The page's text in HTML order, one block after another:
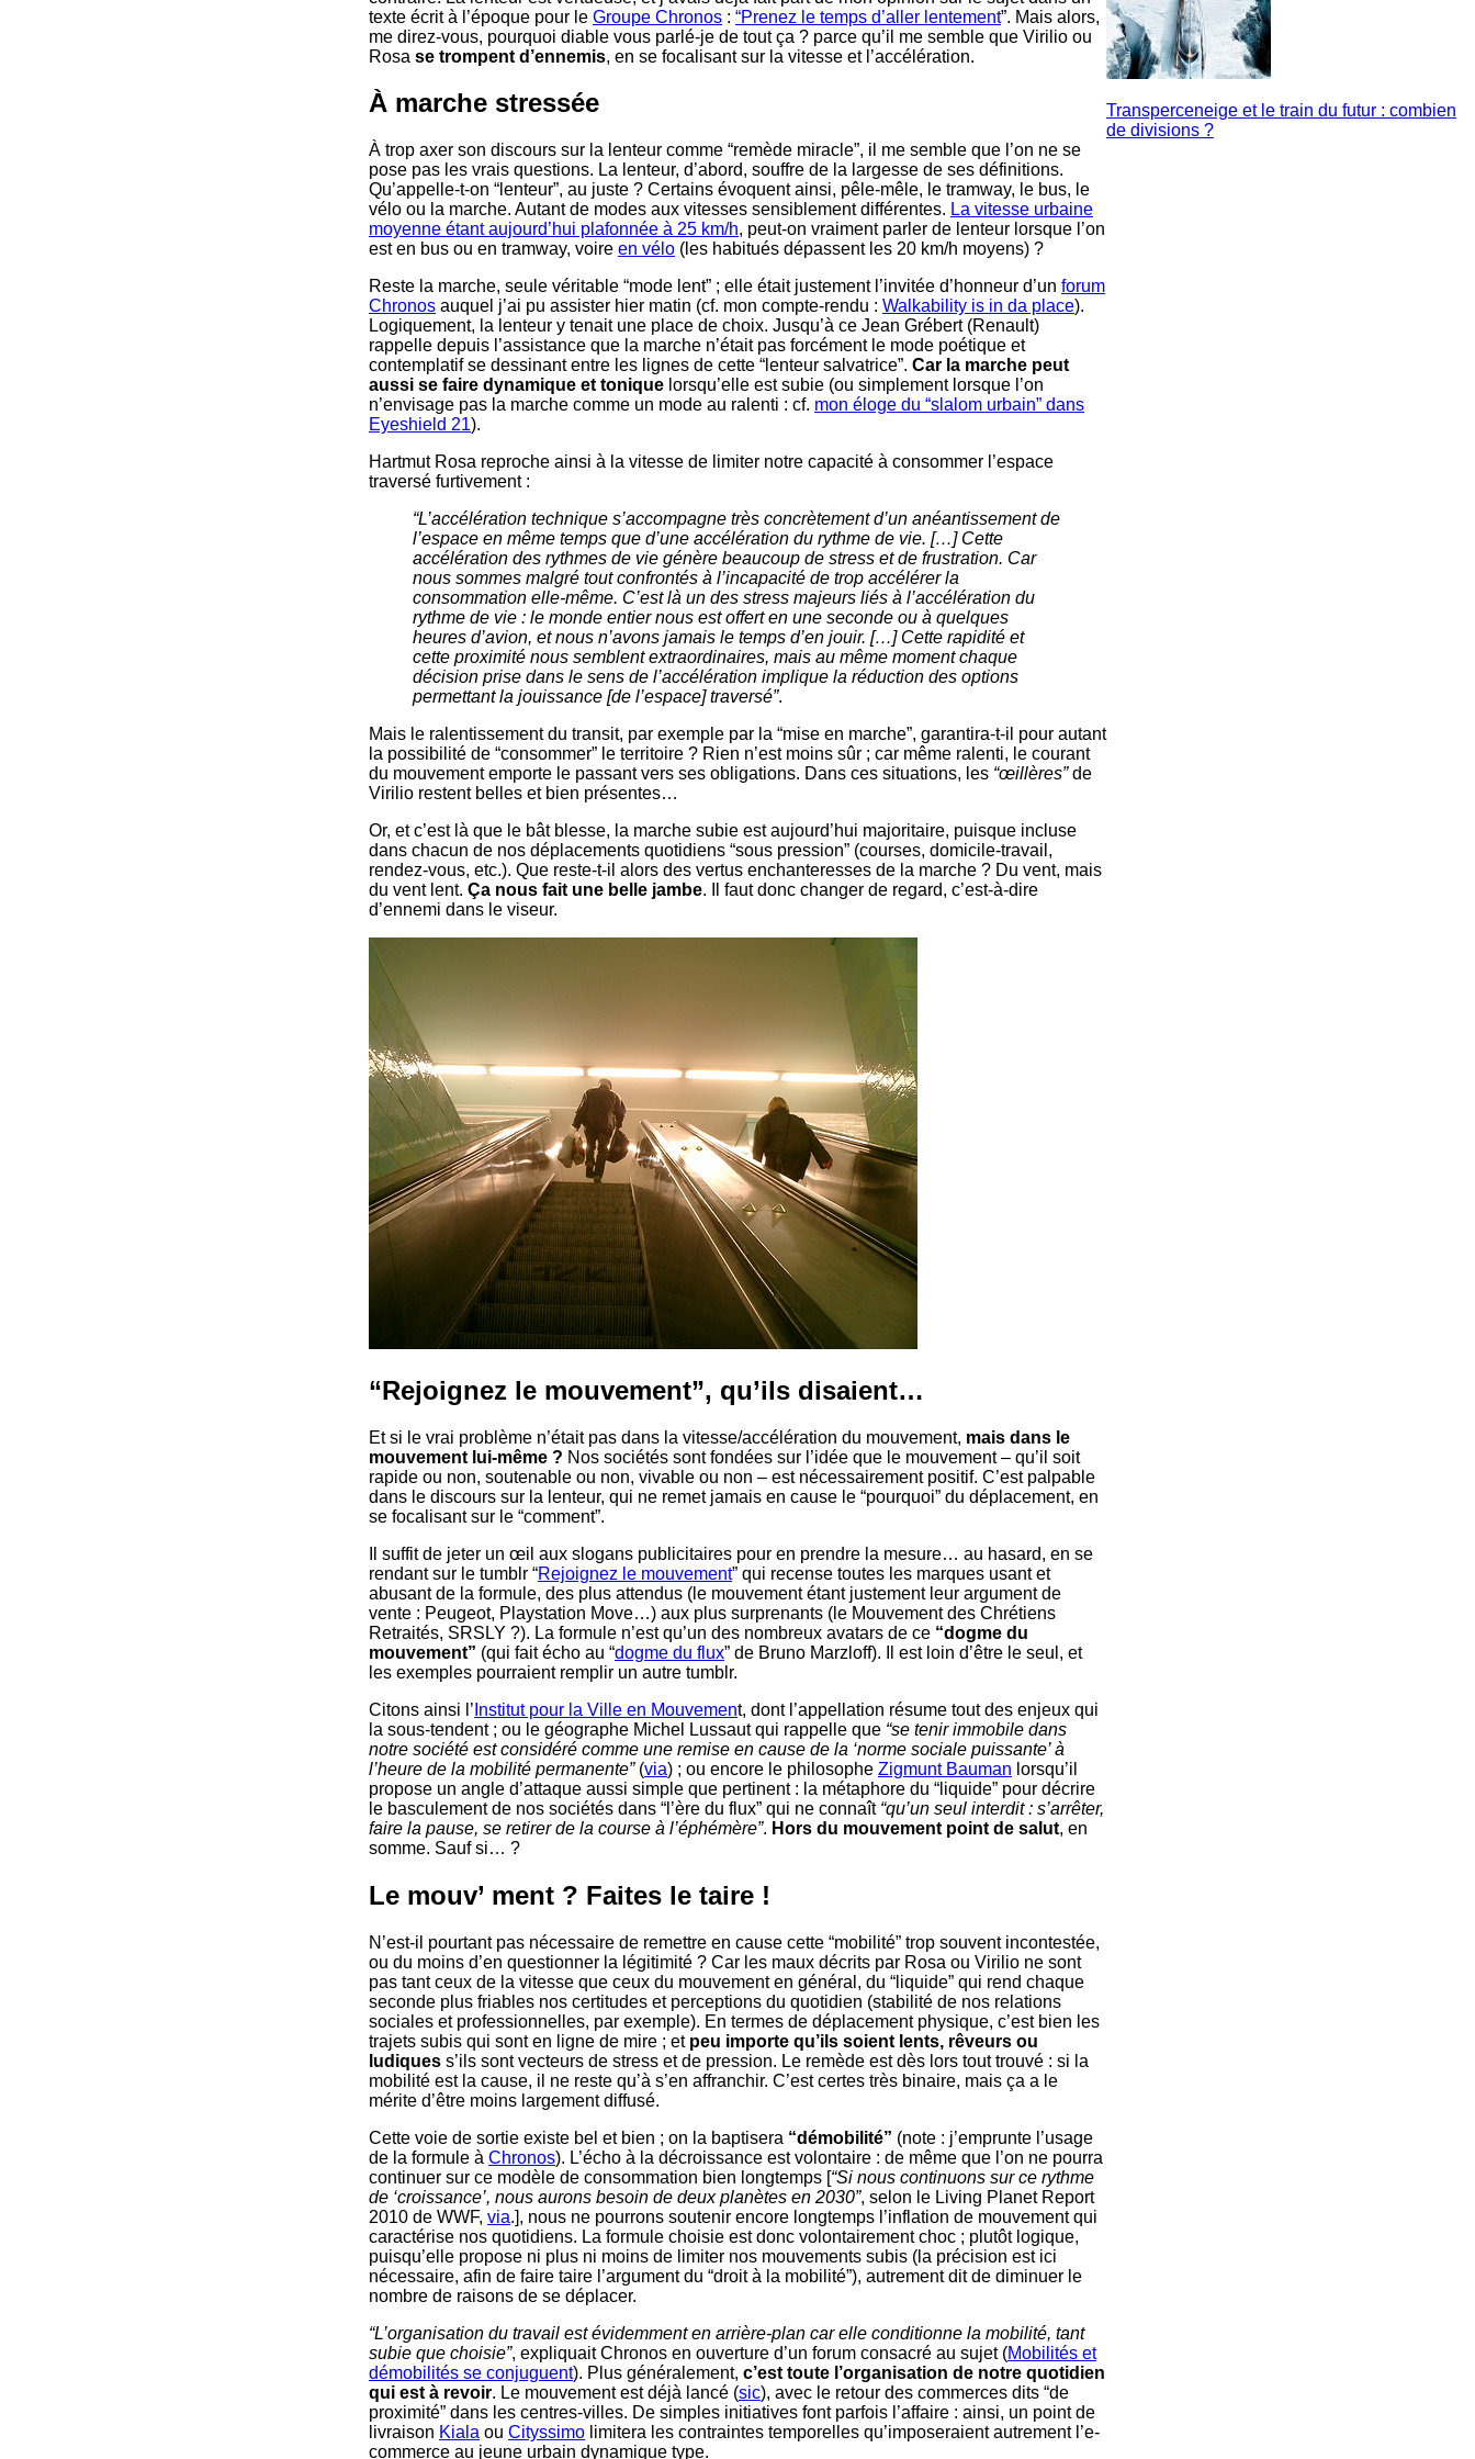
texte écrit à l’époque pour le Groupe Chronos : “Prenez le temps d’aller lentement”. Mais alors,
me direz-vous, pourquoi diable vous parlé-je de tout ça ? parce qu’il me semble que Virilio ou
Rosa se trompent d’ennemis, en se focalisant sur la vitesse et l’accélération.
À marche stressée
À trop axer son discours sur la lenteur comme “remède miracle”, il me semble que l’on ne se
pose pas les vrais questions. La lenteur, d’abord, souffre de la largesse de ses définitions.
Qu’appelle-t-on “lenteur”, au juste ? Certains évoquent ainsi, pêle-mêle, le tramway, le bus, le
vélo ou la marche. Autant de modes aux vitesses sensiblement différentes. La vitesse urbaine
moyenne étant aujourd’hui plafonnée à 25 km/h, peut-on vraiment parler de lenteur lorsque l’on
est en bus ou en tramway, voire en vélo (les habitués dépassent les 20 km/h moyens) ?
Reste la marche, seule véritable “mode lent” ; elle était justement l’invitée d’honneur d’un forum
Chronos auquel j’ai pu assister hier matin (cf. mon compte-rendu : Walkability is in da place).
Logiquement, la lenteur y tenait une place de choix. Jusqu’à ce Jean Grébert (Renault)
rappelle depuis l’assistance que la marche n’était pas forcément le mode poétique et
contemplatif se dessinant entre les lignes de cette “lenteur salvatrice”. Car la marche peut
aussi se faire dynamique et tonique lorsqu’elle est subie (ou simplement lorsque l’on
n’envisage pas la marche comme un mode au ralenti : cf. mon éloge du “slalom urbain” dans
Eyeshield 21).
Hartmut Rosa reproche ainsi à la vitesse de limiter notre capacité à consommer l’espace
traversé furtivement :
“L’accélération technique s’accompagne très concrètement d’un anéantissement de
l’espace en même temps que d’une accélération du rythme de vie. […] Cette
accélération des rythmes de vie génère beaucoup de stress et de frustration. Car
nous sommes malgré tout confrontés à l’incapacité de trop accélérer la
consommation elle-même. C’est là un des stress majeurs liés à l’accélération du
rythme de vie : le monde entier nous est offert en une seconde ou à quelques
heures d’avion, et nous n’avons jamais le temps d’en jouir. […] Cette rapidité et
cette proximité nous semblent extraordinaires, mais au même moment chaque
décision prise dans le sens de l’accélération implique la réduction des options
permettant la jouissance [de l’espace] traversé”.
Mais le ralentissement du transit, par exemple par la “mise en marche”, garantira-t-il pour autant
la possibilité de “consommer” le territoire ? Rien n’est moins sûr ; car même ralenti, le courant
du mouvement emporte le passant vers ses obligations. Dans ces situations, les “œillères”de
Virilio restent belles et bien présentes…
Or, et c’est là que le bât blesse, la marche subie est aujourd’hui majoritaire, puisque incluse
dans chacun de nos déplacements quotidiens “sous pression” (courses, domicile-travail,
rendez-vous, etc.). Que reste-t-il alors des vertus enchanteresses de la marche ? Du vent, mais
du vent lent. Ça nous fait une belle jambe. Il faut donc changer de regard, c’est-à-dire
d’ennemi dans le viseur.
“Rejoignez le mouvement”, qu’ils disaient…
Et si le vrai problème n’était pas dans la vitesse/accélération du mouvement, mais dans le
mouvement lui-même ? Nos sociétés sont fondées sur l’idée que le mouvement – qu’il soit
rapide ou non, soutenable ou non, vivable ou non – est nécessairement positif. C’est palpable
dans le discours sur la lenteur, qui ne remet jamais en cause le “pourquoi” du déplacement, en
se focalisant sur le “comment”.
Il suffit de jeter un œil aux slogans publicitaires pour en prendre la mesure… au hasard, en se
rendant sur le tumblr “Rejoignez le mouvement” qui recense toutes les marques usant et
abusant de la formule, des plus attendus (le mouvement étant justement leur argument de
vente : Peugeot, Playstation Move…) aux plus surprenants (le Mouvement des Chrétiens
Retraités, SRSLY ?). La formule n’est qu’un des nombreux avatars de ce “dogme du
mouvement” (qui fait écho au “dogme du flux” de Bruno Marzloff). Il est loin d’être le seul, et
les exemples pourraient remplir un autre tumblr.
Citons ainsi l’ Institut pour la Ville en Mouvement, dont l’appellation résume tout des enjeux qui
la sous-tendent ; ou le géographe Michel Lussaut qui rappelle que “se tenir immobile dans
notre société est considéré comme une remise en cause de la ‘norme sociale puissante’ à
l’heure de la mobilité permanente”(via) ; ou encore le philosophe Zigmunt Bauman lorsqu’il
propose un angle d’attaque aussi simple que pertinent : la métaphore du “liquide” pour décrire
le basculement de nos sociétés dans “l’ère du flux” qui ne connaît “qu’un seul interdit : s’arrêter,
faire la pause, se retirer de la course à l’éphémère”. Hors du mouvement point de salut, en
somme. Sauf si… ?
Le mouv’ ment ? Faites le taire !
N’est-il pourtant pas nécessaire de remettre en cause cette “mobilité” trop souvent incontestée,
ou du moins d’en questionner la légitimité ? Car les maux décrits par Rosa ou Virilio ne sont
pas tant ceux de la vitesse que ceux du mouvement en général, du “liquide” qui rend chaque
seconde plus friables nos certitudes et perceptions du quotidien (stabilité de nos relations
sociales et professionnelles, par exemple). En termes de déplacement physique, c’est bien les
trajets subis qui sont en ligne de mire ; et peu importe qu’ils soient lents, rêveurs ou
ludiques s’ils sont vecteurs de stress et de pression. Le remède est dès lors tout trouvé : si la
mobilité est la cause, il ne reste qu’à s’en affranchir. C’est certes très binaire, mais ça a le
mérite d’être moins largement diffusé.
Cette voie de sortie existe bel et bien ; on la baptisera “démobilité” (note : j’emprunte l’usage
de la formule à Chronos). L’écho à la décroissance est volontaire : de même que l’on ne pourra
continuer sur ce modèle de consommation bien longtemps [“Si nous continuons sur ce rythme
de ‘croissance’, nous aurons besoin de deux planètes en 2030”, selon le Living Planet Report
2010 de WWF, via.], nous ne pourrons soutenir encore longtemps l’inflation de mouvement qui
caractérise nos quotidiens. La formule choisie est donc volontairement choc ; plutôt logique,
puisqu’elle propose ni plus ni moins de limiter nos mouvements subis (la précision est ici
nécessaire, afin de faire taire l’argument du “droit à la mobilité”), autrement dit de diminuer le
nombre de raisons de se déplacer.
“L’organisation du travail est évidemment en arrière-plan car elle conditionne la mobilité, tant
subie que choisie”, expliquait Chronos en ouverture d’un forum consacré au sujet (Mobilités et
démobilités se conjuguent). Plus généralement, c’est toute l’organisation de notre quotidien
qui est à revoir. Le mouvement est déjà lancé (sic), avec le retour des commerces dits “de
proximité” dans les centres-villes. De simples initiatives font parfois l’affaire : ainsi, un point de
livraison Kiala ou Cityssimo limitera les contraintes temporelles qu’imposeraient autrement l’e-
commerce au jeune urbain dynamique type.
Transperceneige et le train du futur : combien
de divisions ?